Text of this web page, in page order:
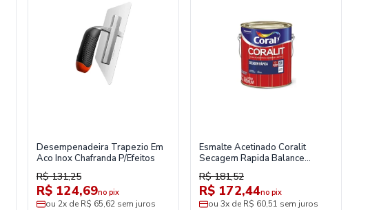
Desempenadeira Trapezio Em
Aco Inox Chafranda P/Efeitos
R$ 131,25
R$ 124,69no pix
ou 2x de R$ 65,62 sem juros
Esmalte Acetinado Coralit
Secagem Rapida Balance
Branco 3,6l Coral
R$ 181,52
R$ 172,44no pix
ou 3x de R$ 60,51 sem juros